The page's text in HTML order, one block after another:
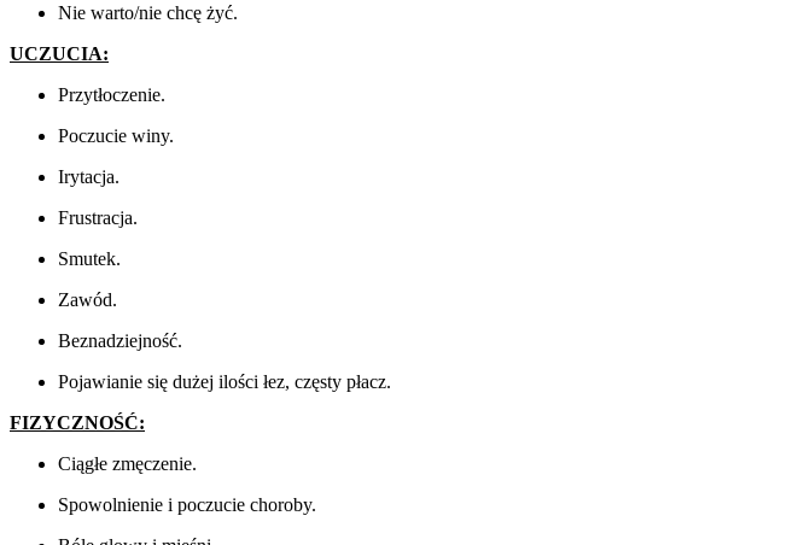
Nie warto/nie chcę żyć.
UCZUCIA:
Przytłoczenie.
Poczucie winy.
Irytacja.
Frustracja.
Smutek.
Zawód.
Beznadziejność.
Pojawianie się dużej ilości łez, częsty płacz.
FIZYCZNOŚĆ:
Ciągłe zmęczenie.
Spowolnienie i poczucie choroby.